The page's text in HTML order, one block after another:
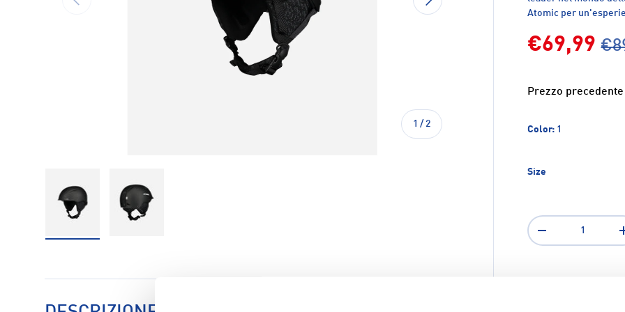
1 /di
2
Atomic per
€69,99
Prezzo
Color: 1
Size
Q.tà